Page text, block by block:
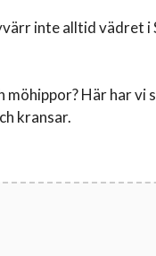
inte alltid vädret i
Här har vi
kransar.